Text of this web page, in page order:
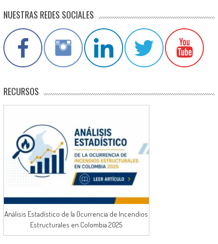
NUESTRAS REDES SOCIALES
RECURSOS
Análisis Estadístico de la Ocurrencia de Incendios
Estructurales en Colombia 2025